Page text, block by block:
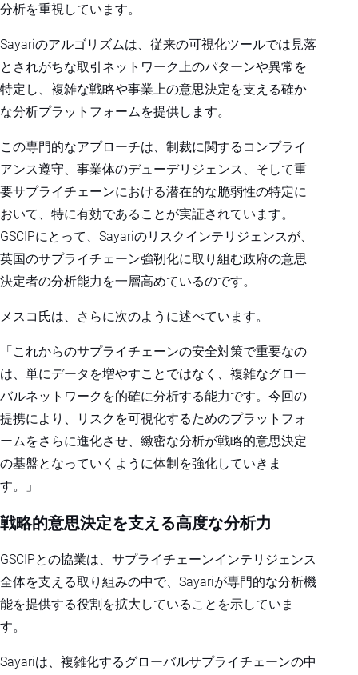
分析を重視しています。
Sayariのアルゴリズムは、従来の可視化ツールでは見落
とされがちな取引ネットワーク上のパターンや異常を
特定し、複雑な戦略や事業上の意思決定を支える確か
な分析プラットフォームを提供します。
この専門的なアプローチは、制裁に関するコンプライ
アンス遵守、事業体のデューデリジェンス、そして重
要サプライチェーンにおける潜在的な脆弱性の特定に
おいて、特に有効であることが実証されています。
GSCIPにとって、Sayariのリスクインテリジェンスが、
英国のサプライチェーン強靭化に取り組む政府の意思
決定者の分析能力を一層高めているのです。
メスコ氏は、さらに次のように述べています。
「これからのサプライチェーンの安全対策で重要なの
は、単にデータを増やすことではなく、複雑なグロー
バルネットワークを的確に分析する能力です。今回の
提携により、リスクを可視化するためのプラットフォ
ームをさらに進化させ、緻密な分析が戦略的意思決定
の基盤となっていくように体制を強化していきま
す。」
戦略的意思決定を支える高度な分析力
GSCIPとの協業は、サプライチェーンインテリジェンス
全体を支える取り組みの中で、Sayariが専門的な分析機
能を提供する役割を拡大していることを示していま
す。
Sayariは、複雑化するグローバルサプライチェーンの中